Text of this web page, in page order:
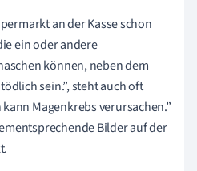
an der Kasse schon
ein oder andere
können, neben dem
sein.”, steht auch oft
Magenkrebs verursachen.”
Bilder auf der